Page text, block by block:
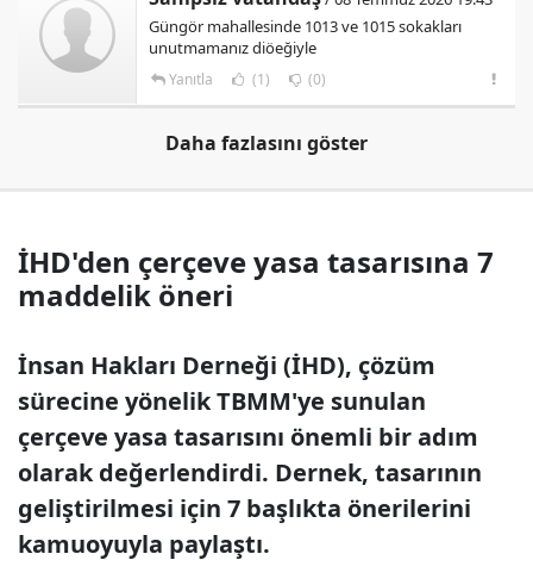
Güngör mahallesinde 1013 ve 1015 sokakları
unutmamanız diöeğiyle
Yanıtla (1) (0)
Daha fazlasını göster
İHD'den çerçeve yasa tasarısına 7
maddelik öneri
İnsan Hakları Derneği (İHD), çözüm
sürecine yönelik TBMM'ye sunulan
çerçeve yasa tasarısını önemli bir adım
olarak değerlendirdi. Dernek, tasarının
geliştirilmesi için 7 başlıkta önerilerini
kamuoyuyla paylaştı.